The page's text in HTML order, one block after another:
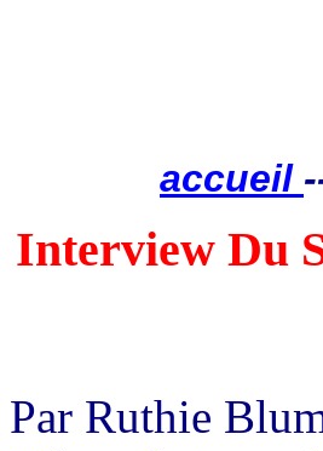
accueil
Interview Du
Par Ruthie